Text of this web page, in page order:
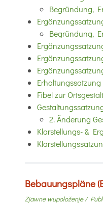
Begründung,
Begründung,
Erhaltungssatzung
Fibel zur
2. Änderung
Klarstellungs- &
Bebauungspläne
Zjawne wupołoženje /